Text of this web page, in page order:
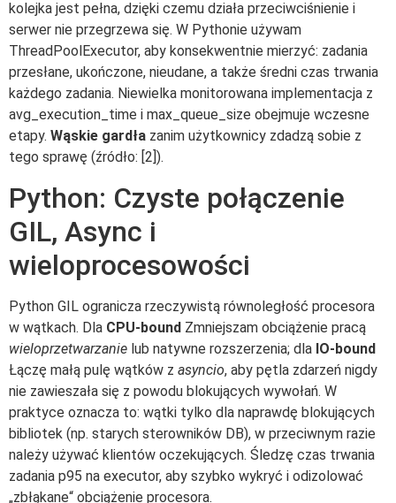
kolejka jest pełna, dzięki czemu działa przeciwciśnienie i
serwer nie przegrzewa się. W Pythonie używam
ThreadPoolExecutor, aby konsekwentnie mierzyć: zadania
przesłane, ukończone, nieudane, a także średni czas trwania
każdego zadania. Niewielka monitorowana implementacja z
avg_execution_time i max_queue_size obejmuje wczesne
etapy. Wąskie gardła zanim użytkownicy zdadzą sobie z
tego sprawę (źródło: [2]).
Python: Czyste połączenie
GIL, Async i
wieloprocesowości
Python GIL ogranicza rzeczywistą równoległość procesora
w wątkach. Dla CPU-bound Zmniejszam obciążenie pracą
wieloprzetwarzanie lub natywne rozszerzenia; dla IO-bound
Łączę małą pulę wątków z asyncio, aby pętla zdarzeń nigdy
nie zawieszała się z powodu blokujących wywołań. W
praktyce oznacza to: wątki tylko dla naprawdę blokujących
bibliotek (np. starych sterowników DB), w przeciwnym razie
należy używać klientów oczekujących. Śledzę czas trwania
zadania p95 na executor, aby szybko wykryć i odizolować
„zbłąkane“ obciążenie procesora.